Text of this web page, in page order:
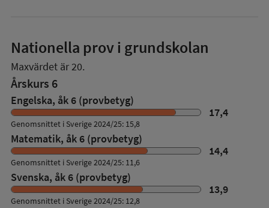
Nationella prov i grundskolan
Maxvärdet är 20.
Årskurs 6
Engelska, åk 6 (provbetyg)
17,4
Genomsnittet i Sverige 2024/25: 15,8
Matematik, åk 6 (provbetyg)
14,4
Genomsnittet i Sverige 2024/25: 11,6
Svenska, åk 6 (provbetyg)
13,9
Genomsnittet i Sverige 2024/25: 12,8